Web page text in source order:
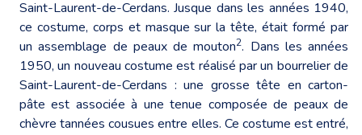
Saint-Laurent-de-Cerdans. Jusque dans les années 1940,
ce costume, corps et masque sur la tête, était formé par
un assemblage de peaux de mouton2. Dans les années
1950, un nouveau costume est réalisé par un bourrelier de
Saint-Laurent-de-Cerdans : une grosse tête en carton-
pâte est associée à une tenue composée de peaux de
chèvre tannées cousues entre elles. Ce costume est entré,